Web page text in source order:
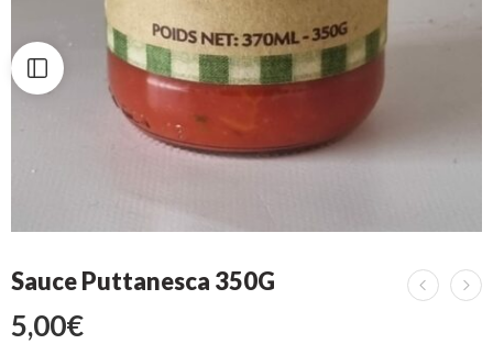
Sauce Puttanesca 350G
5,00€